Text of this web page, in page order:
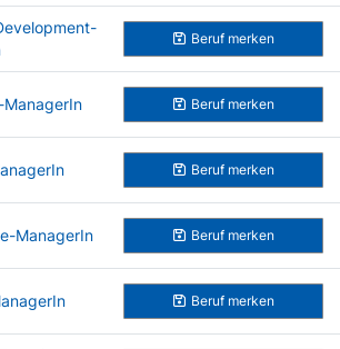
Beruf merken
Beruf merken
Beruf merken
ManagerIn Beruf merken
Beruf merken